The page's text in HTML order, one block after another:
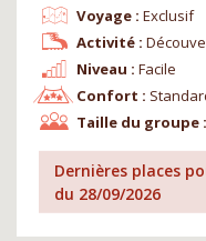
Niveau : Facile
Voyage : Exclusif
Confort :
Activité :
Taille du groupe :
Dernières places
du 28/09/2026